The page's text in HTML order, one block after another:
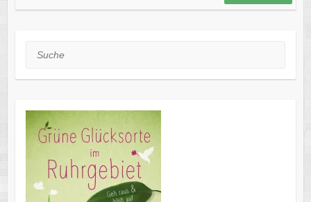
Suche